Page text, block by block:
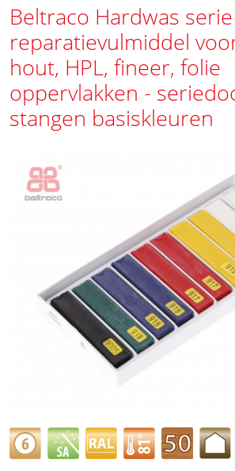
Beltraco Hardwas
reparatievulmiddel
hout, HPL, fineer, folie
oppervlakken -
stangen basiskleuren